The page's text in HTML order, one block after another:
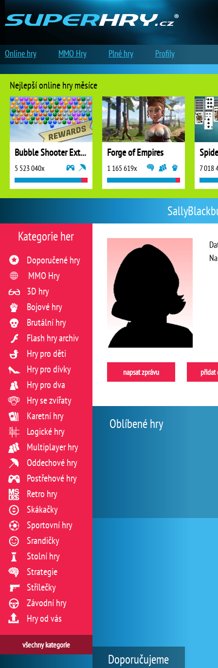
napsat zprávu přidat
Oblíbené hry
Kategorie her
Doporučené hry
MMO Hry
3D hry
Bojové hry
Brutální hry
Flash hry archiv
Hry pro děti
Hry pro dívky
Hry pro dva
Hry se zvířaty
Karetní hry
Logické hry
Multiplayer hry
Oddechové hry
Postřehové hry
Retro hry
Skákačky
Sportovní hry
Srandičky
Stolní hry
Strategie
Střílečky
Závodní hry
Hry od vás
všechny kategorie
Doporučujeme
Nejlepší online hry měsíce
Bubble Shooter Extreme
5 523 040x
Forge of Empires
1 165 619x 7 018
Online hry MMO Hry Plné hry Profily